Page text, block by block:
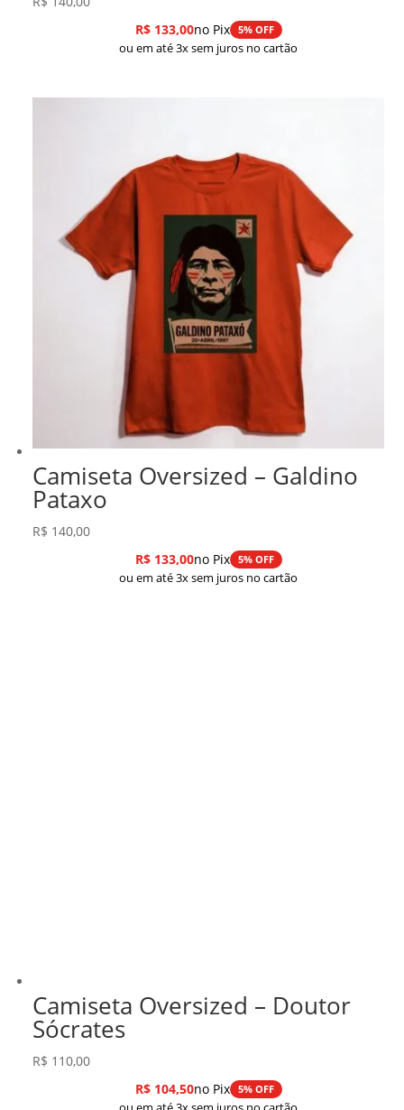
R$133,00no Pix 5% OFF
ou em até 3x sem juros no cartão
Camiseta Oversized – Galdino
Pataxo
R$ 140,00
R$133,00no Pix 5% OFF
ou em até 3x sem juros no cartão
Camiseta Oversized – Doutor
Sócrates
R$ 110,00
R$104,50no Pix 5% OFF